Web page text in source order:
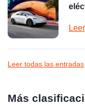
Leer todas las entradas
Más